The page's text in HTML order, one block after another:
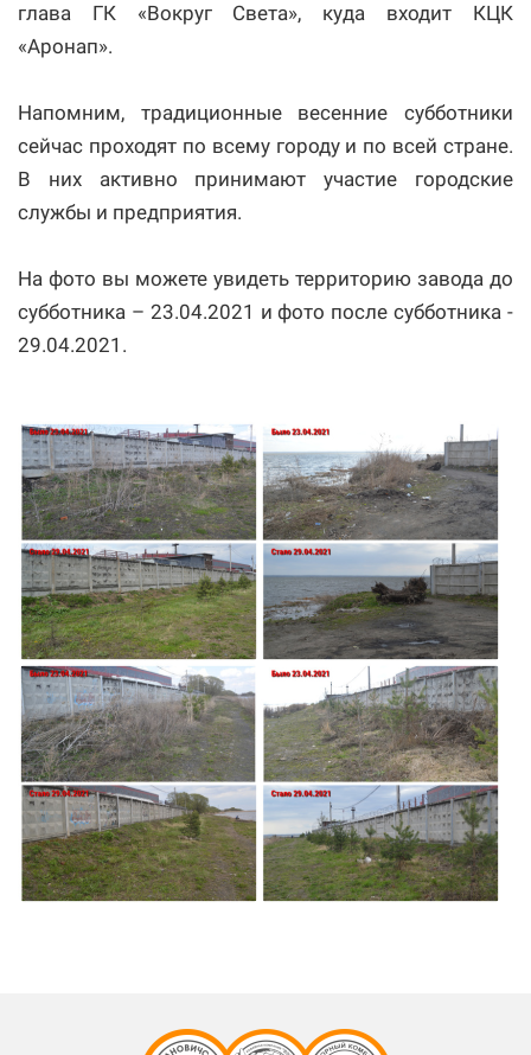
глава ГК «Вокруг Света», куда входит КЦК
«Аронап».
Напомним, традиционные весенние субботники
сейчас проходят по всему городу и по всей стране.
В них активно принимают участие городские
службы и предприятия.
На фото вы можете увидеть территорию завода до
субботника – 23.04.2021 и фото после субботника -
29.04.2021.